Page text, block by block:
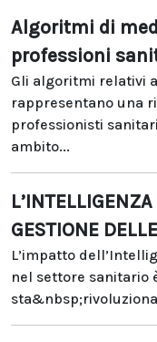
Algoritmi di
professioni
Gli algoritmi relativi
rappresentano una
professionisti
ambito...
GESTIONE
L’impatto
nel settore sanitario